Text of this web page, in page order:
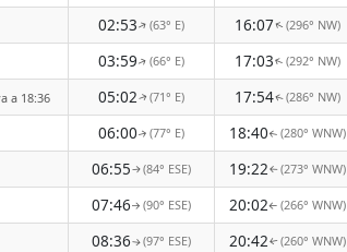
02:53↑(63° E) 16:07↑(296° NW)
03:59↑(66° E) 17:03↑(292° NW)
a 18:36 05:02↑(71° E) 17:54↑(286° NW)
06:00↑(77° E) 18:40↑(280° WNW)
06:55↑(84° ESE) 19:22↑(273° WNW)
07:46↑ (90° ESE) 20:02↑(266° WNW)
08:36↑(97° ESE) 20:42↑(260° WNW)